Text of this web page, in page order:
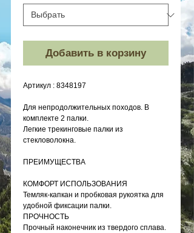
Добавить в корзину
Артикул : 8348197
Для непродолжительных походов. В
комплекте 2 палки.
Легкие трекинговые палки из
стекловолокна.
ПРЕИМУЩЕСТВА
КОМФОРТ ИСПОЛЬЗОВАНИЯ
Темляк-капкан и пробковая рукоятка для
удобной фиксации палки.
ПРОЧНОСТЬ
Прочный наконечник из твердого сплава.